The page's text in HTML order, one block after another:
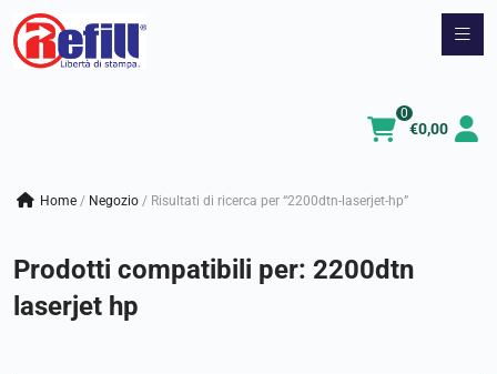
Vai
€0,00
0
Home / negozio / Risultati di ricerca per “2200dtn-laserjet-hp”
Prodotti compatibili per: 2200dtn
laserjet hp